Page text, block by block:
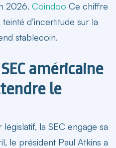
2026. Coindoo Ce chiffre
d’incertitude sur la
stablecoin.
américaine
le
la SEC engage sa
le président Paul Atkins a